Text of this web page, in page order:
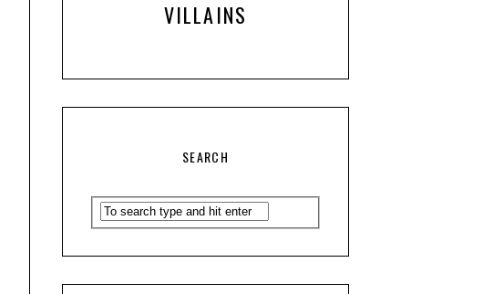
VILLAINS
SEARCH